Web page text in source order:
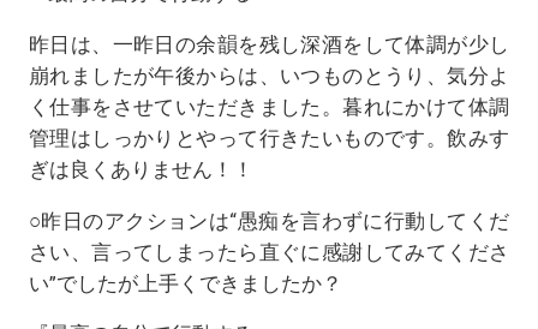
昨日は、一昨日の余韻を残し深酒をして体調が少し
崩れましたが午後からは、いつものとうり、気分よ
く仕事をさせていただきました。暮れにかけて体調
管理はしっかりとやって行きたいものです。飲みす
ぎは良くありません！！
○昨日のアクションは“愚痴を言わずに行動してくだ
さい、言ってしまったら直ぐに感謝してみてくださ
い”でしたが上手くできましたか？